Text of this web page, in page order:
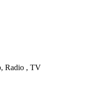
Radio , TV